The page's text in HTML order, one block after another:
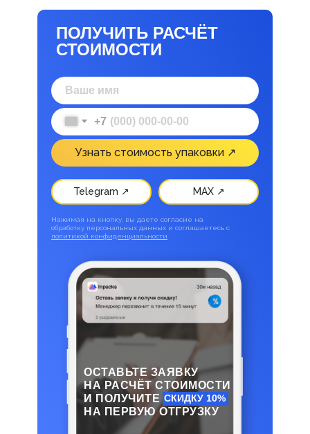
+7
Узнать стоимость упаковки ↗
Нажимая на кнопку, вы даете согласие на
обработку персональных данных и соглашаетесь c
политикой конфиденциальности
ПОЛУЧИТЬ РАСЧЁТ
СТОИМОСТИ
ОСТАВЬТЕ ЗАЯВКУ
НА РАСЧЁТ СТОИМОСТИ
И ПОЛУЧИТЕ
НА ПЕРВУЮ ОТГРУЗКУ
СКИДКУ 10%
MAX ↗
Telegram ↗